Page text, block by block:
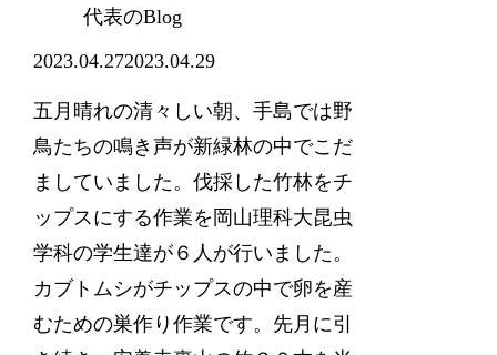
代表のBlog
2023.04.272023.04.29
五月晴れの清々しい朝、手島では野
鳥たちの鳴き声が新緑林の中でこだ
ましていました。伐採した竹林をチ
ップスにする作業を岡山理科大昆虫
学科の学生達が６人が行いました。
カブトムシがチップスの中で卵を産
むための巣作り作業です。先月に引